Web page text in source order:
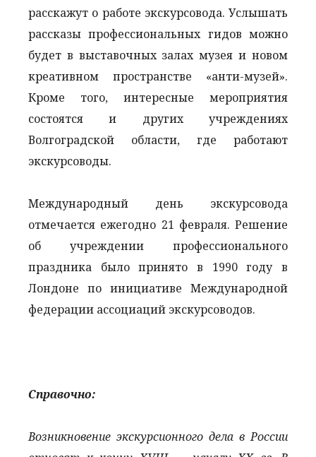
расскажут о работе экскурсовода. Услышать
рассказы профессиональных гидов можно
будет в выставочных залах музея и новом
креативном пространстве «анти-музей».
Кроме того, интересные мероприятия
состоятся и других учреждениях
Волгоградской области, где работают
экскурсоводы.
Международный день экскурсовода
отмечается ежегодно 21 февраля. Решение
об учреждении профессионального
праздника было принято в 1990 году в
Лондоне по инициативе Международной
федерации ассоциаций экскурсоводов.
Справочно:
Возникновение экскурсионного дела в России